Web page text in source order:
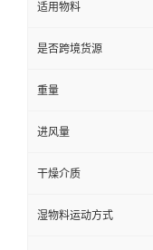
适用物料
是否跨境货源
重量
进风量
干燥介质
湿物料运动方式